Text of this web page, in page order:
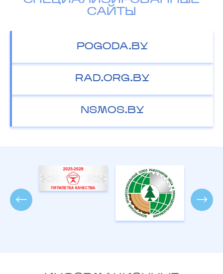
САЙТЫ
POGODA.BY
RAD.ORG.BY
NSMOS.BY